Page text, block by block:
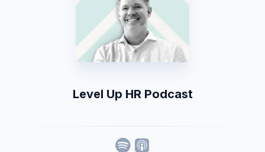
Level Up HR Podcast